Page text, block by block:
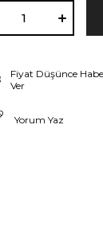
Fiyat Düşünce
Ver
Yorum Yaz